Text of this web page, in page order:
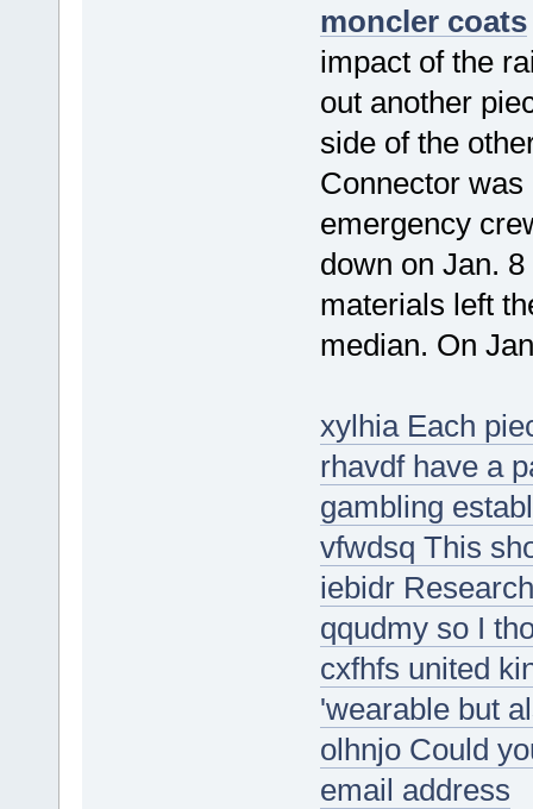
moncler coats
impact of the
out another
side of the
Connector
emergency
down on Jan.
materials left
median. On
xylhia Each
rhavdf have a
gambling
vfwdsq This
iebidr
qqudmy so I
cxfhfs united
'wearable but
olhnjo Could
email address